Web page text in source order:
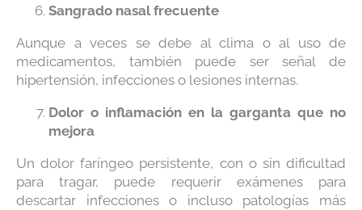
Sangrado nasal frecuente
Aunque a veces se debe al clima o al uso de
medicamentos, también puede ser señal de
hipertensión, infecciones o lesiones internas.
Dolor o inflamación en la garganta que no
mejora
Un dolor faríngeo persistente, con o sin dificultad
para tragar, puede requerir exámenes para
descartar infecciones o incluso patologías más